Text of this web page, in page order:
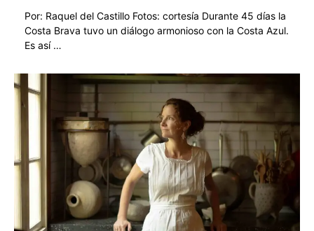
Por: Raquel del Castillo Fotos: cortesía Durante 45 días la
Costa Brava tuvo un diálogo armonioso con la Costa Azul.
Es así …